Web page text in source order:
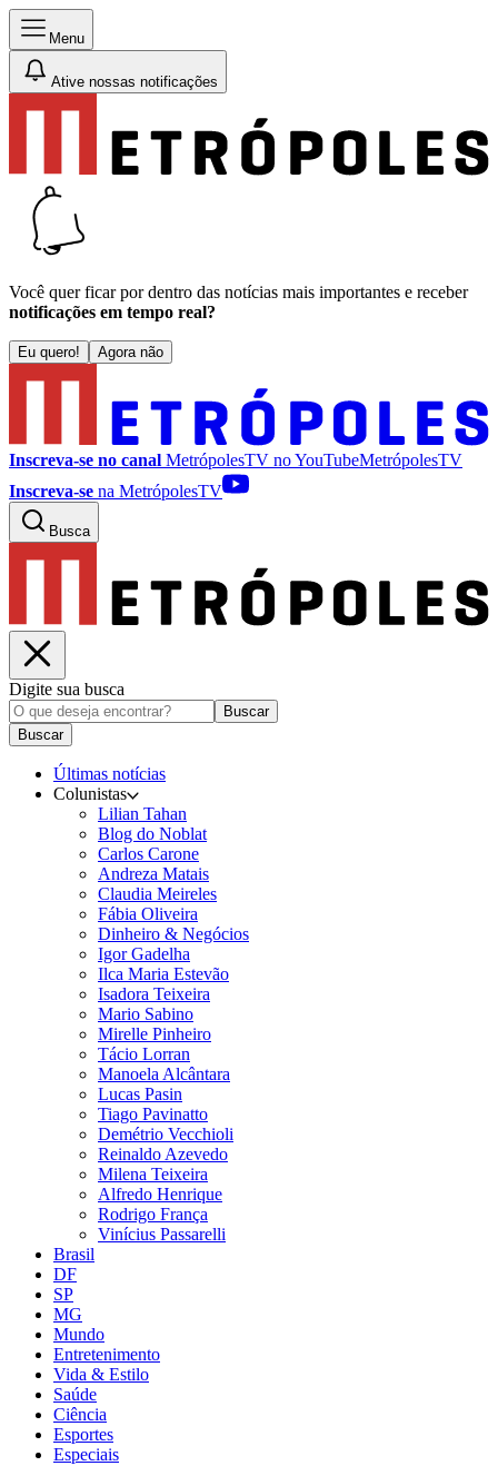
Menu
Ative nossas notificações
Você quer ficar por dentro das notícias mais importantes e receber
notificações em tempo real?
Eu quero! Agora não
Inscreva-se no canal MetrópolesTV noYouTubeMetrópolesTV
Inscreva-se na MetrópolesTV
Busca
Digite sua busca
Buscar
Buscar
Últimas notícias
Colunistas
Lilian Tahan
Blog do Noblat
Carlos Carone
Andreza Matais
Claudia Meireles
Fábia Oliveira
Dinheiro & Negócios
Igor Gadelha
Ilca Maria Estevão
Isadora Teixeira
Mario Sabino
Mirelle Pinheiro
Tácio Lorran
Manoela Alcântara
Lucas Pasin
Tiago Pavinatto
Demétrio Vecchioli
Reinaldo Azevedo
Milena Teixeira
Alfredo Henrique
Rodrigo França
Vinícius Passarelli
Brasil
DF
SP
MG
Mundo
Entretenimento
Vida & Estilo
Saúde
Ciência
Esportes
Especiais